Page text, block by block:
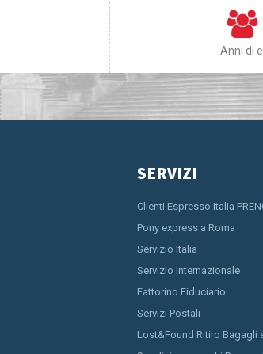
Anni di
SERVIZI
Clienti Espresso Italia
Pony express a Roma
Servizio Italia
Servizio Internazionale
Fattorino Fiduciario
Servizi Postali
Lost&Found Ritiro Bagagli